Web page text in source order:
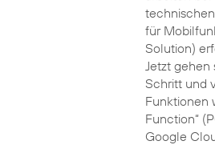
für
Solution)
Jetzt gehen
Schritt und
Funktionen
Function“
Google